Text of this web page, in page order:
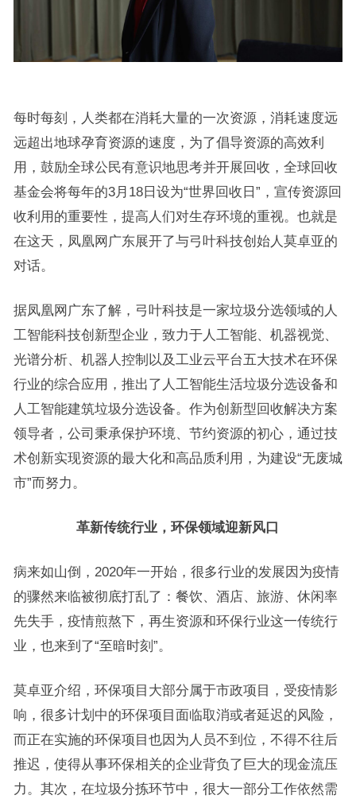
每时每刻，人类都在消耗大量的一次资源，消耗速度远
远超出地球孕育资源的速度，为了倡导资源的高效利
用，鼓励全球公民有意识地思考并开展回收，全球回收
基金会将每年的3月18日设为“世界回收日”，宣传资源回
收利用的重要性，提高人们对生存环境的重视。也就是
在这天，凤凰网广东展开了与弓叶科技创始人莫卓亚的
对话。
据凤凰网广东了解，弓叶科技是一家垃圾分选领域的人
工智能科技创新型企业，致力于人工智能、机器视觉、
光谱分析、机器人控制以及工业云平台五大技术在环保
行业的综合应用，推出了人工智能生活垃圾分选设备和
人工智能建筑垃圾分选设备。作为创新型回收解决方案
领导者，公司秉承保护环境、节约资源的初心，通过技
术创新实现资源的最大化和高品质利用，为建设“无废城
市”而努力。
革新传统行业，环保领域迎新风口
病来如山倒，2020年一开始，很多行业的发展因为疫情
的骤然来临被彻底打乱了：餐饮、酒店、旅游、休闲率
先失手，疫情煎熬下，再生资源和环保行业这一传统行
业，也来到了“至暗时刻”。
莫卓亚介绍，环保项目大部分属于市政项目，受疫情影
响，很多计划中的环保项目面临取消或者延迟的风险，
而正在实施的环保项目也因为人员不到位，不得不往后
推迟，使得从事环保相关的企业背负了巨大的现金流压
力。其次，在垃圾分拣环节中，很大一部分工作依然需